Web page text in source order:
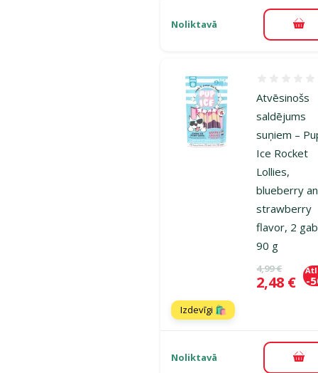
Noliktavā
Atvēsinošs
saldējums
suņiem –
Ice Rocket
Lollies,
blueberry
strawberry
flavor, 2
90 g
Oriģinālā
4,99 €
Cena
2,48 € -
Izdevīgi 🛍️
Noliktavā